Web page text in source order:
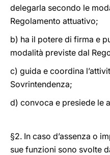
delegarla secondo le
Regolamento attuativo;
b) ha il potere di firma e
modalità previste dal
c) guida e coordina
Sovrintendenza;
d) convoca e presiede le
§2. In caso d’assenza o
sue funzioni sono svolte